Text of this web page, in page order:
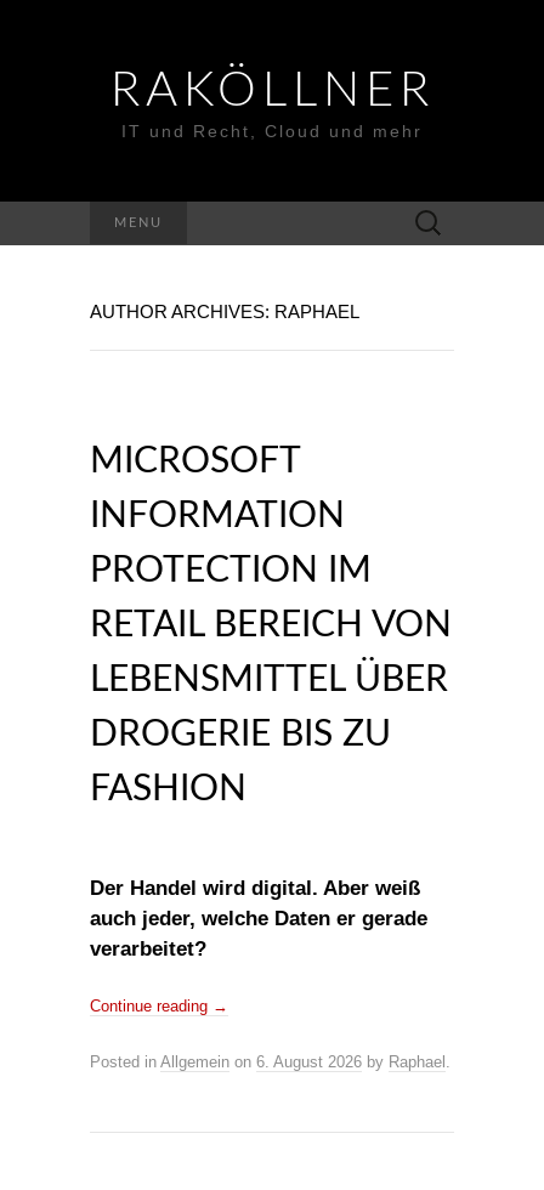
RAKÖLLNER
IT und Recht, Cloud und mehr
MENU
Suchen
nach:
AUTHOR ARCHIVES: RAPHAEL
MICROSOFT
INFORMATION
PROTECTION IM
RETAIL BEREICH VON
LEBENSMITTEL ÜBER
DROGERIE BIS ZU
FASHION
Der Handel wird digital. Aber weiß
auch jeder, welche Daten er gerade
verarbeitet?
Continue reading →
Posted in Allgemein on 6. August 2026 by Raphael .